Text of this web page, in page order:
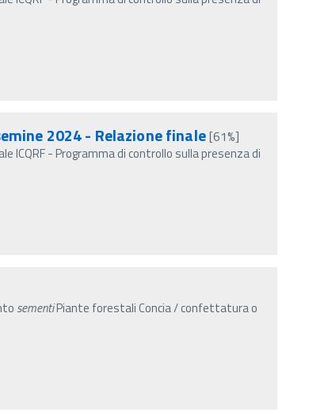
2024 - Relazione finale[61%]
ICQRF - Programma di controllo sulla presenza di
sementiPiante forestali Concia / confettatura o